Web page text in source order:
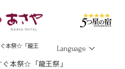
本祭☆「龍王
Language
ぐ本祭☆「龍王祭」